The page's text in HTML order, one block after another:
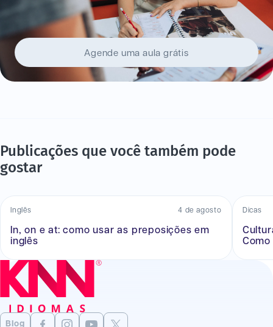
Agende uma aula grátis
Publicações que você também pode
gostar
Inglês 4 de agosto
In, on e at: como usar as preposições em
inglês
Dicas
Blog